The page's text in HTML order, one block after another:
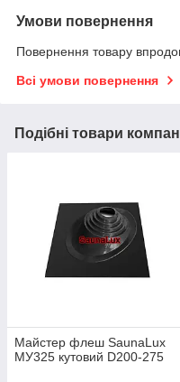
Умови повернення
Повернення товару
Всі умови повернення
Подібні товари
Майстер флеш SaunaLux
МУ325 кутовий D200-275